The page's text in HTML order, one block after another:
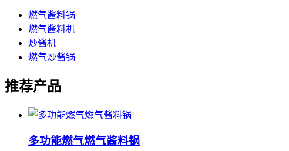
燃气酱料锅
燃气酱料机
炒酱机
燃气炒酱锅
推荐产品
多功能燃气燃气酱料锅